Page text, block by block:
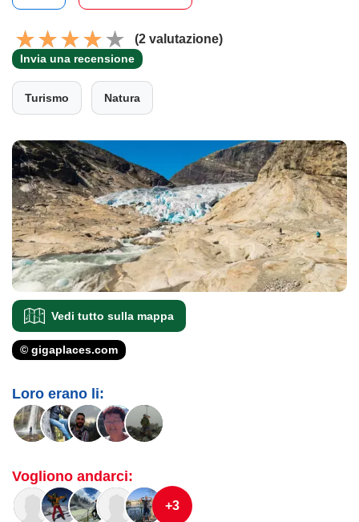
(2 valutazione)
Invia una recensione
Turismo Natura
Vedi tutto sulla mappa
© gigaplaces.com
Loro erano li:
Vogliono andarci:
+3